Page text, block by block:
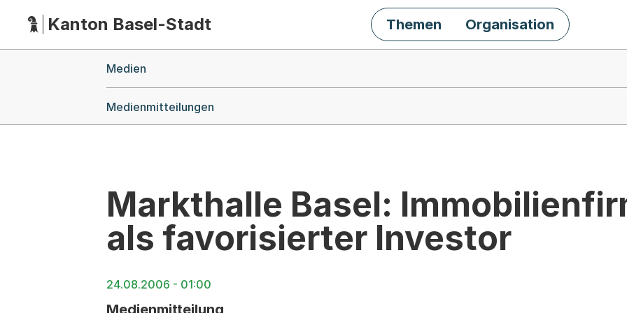
HauptnavigationKanton Basel-Stadt Themen Organisation
Medien
Medienmitteilungen
Markthalle Basel:
als favorisierter Investor
24.08.2006 - 01:00
Medienmitteilung